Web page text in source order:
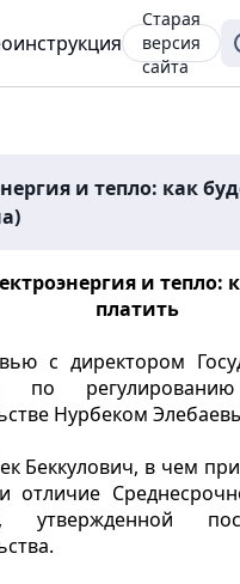
Старая
версия
сайта
и тепло: как
и тепло:
платить
с директором
по
Нурбеком
Беккулович, в чем
отличие
утвержденной